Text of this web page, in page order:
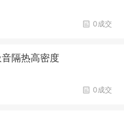
0成交
隔热高密度
0成交